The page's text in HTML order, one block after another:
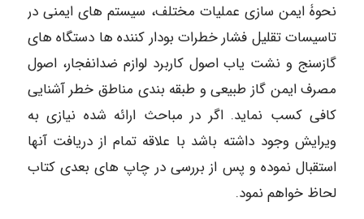
نحوۀ ایمن سازی عملیات مختلف، سیستم های ایمنی در
تاسیسات تقلیل فشار خطرات بودار کننده ها دستگاه های
گازسنج و نشت یاب اصول کاربرد لوازم ضدانفجار، اصول
مصرف ایمن گاز طبیعی و طبقه بندی مناطق خطر آشنایی
کافی کسب نماید. اگر در مباحث ارائه شده نیازی به
ویرایش وجود داشته باشد با علاقه تمام از دریافت آنها
استقبال نموده و پس از بررسی در چاپ های بعدی کتاب
لحاظ خواهم نمود.